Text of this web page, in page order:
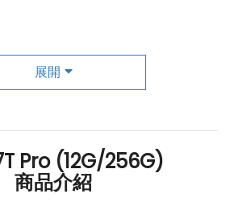
了可以「消費集點兌換商品」，每半
配件購物金」，每年再送「VIP生日
展開
Pro (12G/256G)
商品介紹